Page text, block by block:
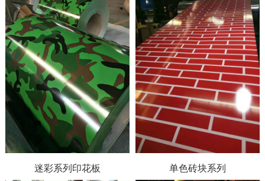
迷彩系列印花板 单色砖块系列